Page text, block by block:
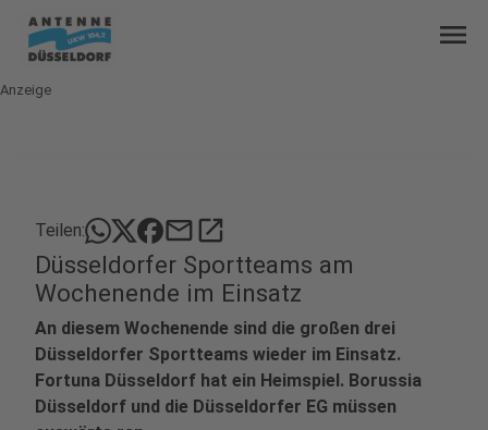
menu
Anzeige
Teilen: mailopen_in_new
Düsseldorfer Sportteams am
Wochenende im Einsatz
An diesem Wochenende sind die großen drei
Düsseldorfer Sportteams wieder im Einsatz.
Fortuna Düsseldorf hat ein Heimspiel. Borussia
Düsseldorf und die Düsseldorfer EG müssen